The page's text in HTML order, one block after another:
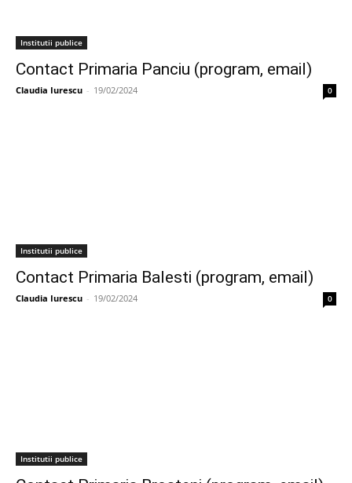
Institutii publice
Contact Primaria Panciu (program, email)
Claudia Iurescu - 19/02/2024 0
Institutii publice
Contact Primaria Balesti (program, email)
Claudia Iurescu - 19/02/2024 0
Institutii publice